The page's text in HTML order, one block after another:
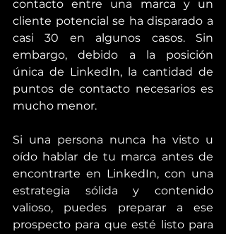
contacto entre una marca y un
cliente potencial se ha disparado a
casi 30 en algunos casos. Sin
embargo, debido a la posición
única de LinkedIn, la cantidad de
puntos de contacto necesarios es
mucho menor.
Si una persona nunca ha visto u
oído hablar de tu marca antes de
encontrarte en LinkedIn, con una
estrategia sólida y contenido
valioso, puedes preparar a ese
prospecto para que esté listo para